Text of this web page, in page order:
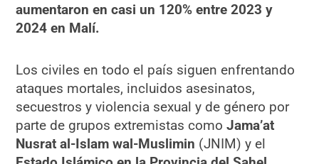
aumentaron en casi un 120% entre 2023 y
2024 en Malí.
Los civiles en todo el país siguen enfrentando
ataques mortales, incluidos asesinatos,
secuestros y violencia sexual y de género por
parte de grupos extremistas comoJama’at
Nusrat al-Islam wal-Muslimin (JNIM) y el